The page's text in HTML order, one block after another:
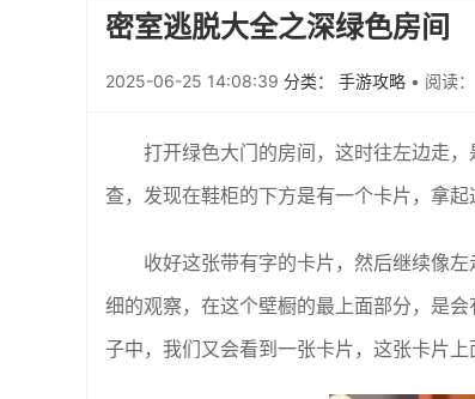
密室逃脱大全之深绿色房间
2025-06-25 14:08:39 分类： 手游攻略 • 阅读
打开绿色大门的房间，这时往左边走
查，发现在鞋柜的下方是有一个卡片，拿起
收好这张带有字的卡片，然后继续像
细的观察，在这个壁橱的最上面部分，是
子中，我们又会看到一张卡片，这张卡片